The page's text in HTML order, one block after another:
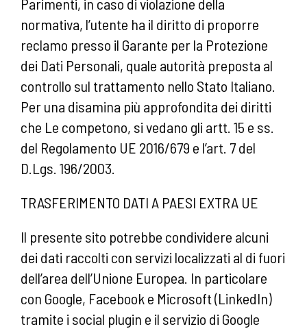
normativa, l’utente ha il diritto di proporre
reclamo presso il Garante per la Protezione
dei Dati Personali, quale autorità preposta al
controllo sul trattamento nello Stato Italiano.
Per una disamina più approfondita dei diritti
che Le competono, si vedano gli artt. 15 e ss.
del Regolamento UE 2016/679 e l’art. 7 del
D.Lgs. 196/2003.
TRASFERIMENTO DATI A PAESI EXTRA UE
Il presente sito potrebbe condividere alcuni
dei dati raccolti con servizi localizzati al di fuori
dell’area dell’Unione Europea. In particolare
con Google, Facebook e Microsoft (LinkedIn)
tramite i social plugin e il servizio di Google